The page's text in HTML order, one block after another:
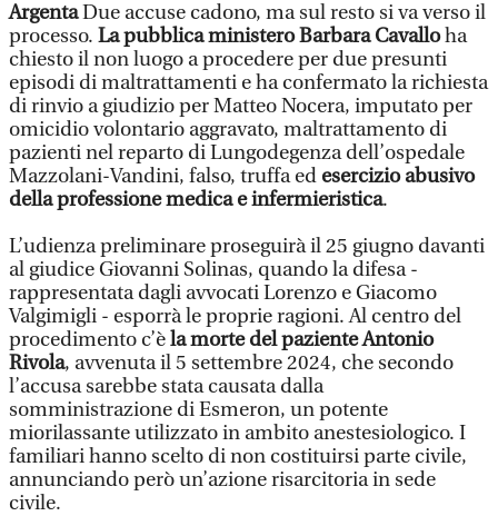
ArgentaDue accuse cadono, ma sul resto si va verso il
processo. La pubblica ministero Barbara Cavalloha
chiesto il non luogo a procedere per due presunti
episodi di maltrattamenti e ha confermato la richiesta
di rinvio a giudizio per Matteo Nocera, imputato per
omicidio volontario aggravato, maltrattamento di
pazienti nel reparto di Lungodegenza dell’ospedale
Mazzolani-Vandini, falso, truffa ed esercizio abusivo
della professione medica e infermieristica.
L’udienza preliminare proseguirà il 25 giugno davanti
al giudice Giovanni Solinas, quando la difesa -
rappresentata dagli avvocati Lorenzo e Giacomo
Valgimigli - esporrà le proprie ragioni. Al centro del
procedimento c’èla morte del paziente Antonio
Rivola, avvenuta il 5 settembre 2024, che secondo
l’accusa sarebbe stata causata dalla
somministrazione di Esmeron, un potente
miorilassante utilizzato in ambito anestesiologico. I
familiari hanno scelto di non costituirsi parte civile,
annunciando però un’azione risarcitoria in sede
civile.